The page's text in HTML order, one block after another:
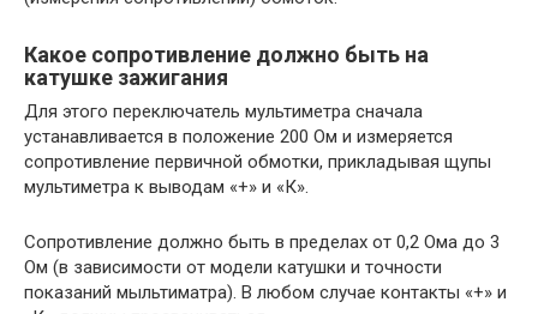
Какое сопротивление должно быть на
катушке зажигания
Для этого переключатель мультиметра сначала
устанавливается в положение 200 Ом и измеряется
сопротивление первичной обмотки, прикладывая щупы
мультиметра к выводам «+» и «К».
Сопротивление должно быть в пределах от 0,2 Ома до 3
Ом (в зависимости от модели катушки и точности
показаний мыльтиматра). В любом случае контакты «+» и